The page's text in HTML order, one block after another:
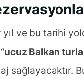
yıl ve bu tarihi
ucuz Balkan
sağlayacaktır.